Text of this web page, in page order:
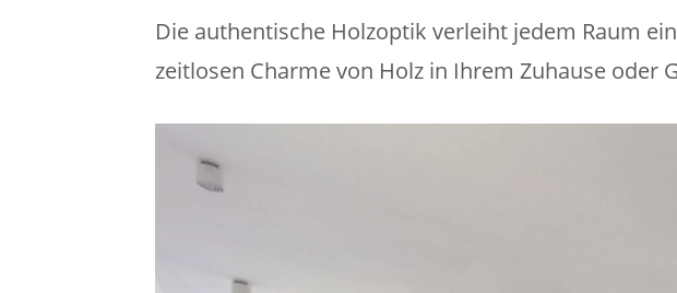
Die authentische Holzoptik verleiht jedem Raum
zeitlosen Charme von Holz in Ihrem Zuhause oder